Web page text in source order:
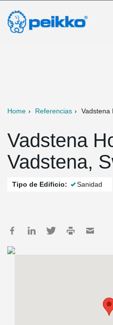
Home Referencias Vadstena
Vadstena
Vadstena,
Tipo de Edificio: Sanidad